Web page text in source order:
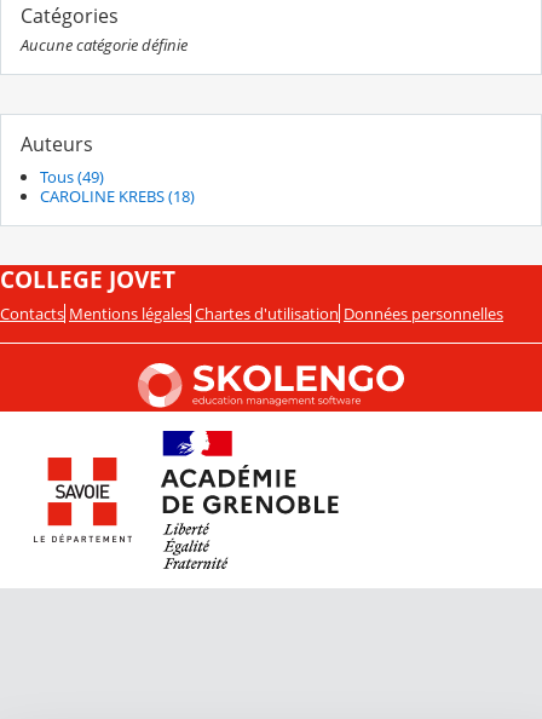
Catégories
Aucune catégorie définie
Auteurs
Tous (49)
CAROLINE KREBS (18)
COLLEGE JOVET
Contacts Mentions légales Chartes d'utilisation Données personnelles